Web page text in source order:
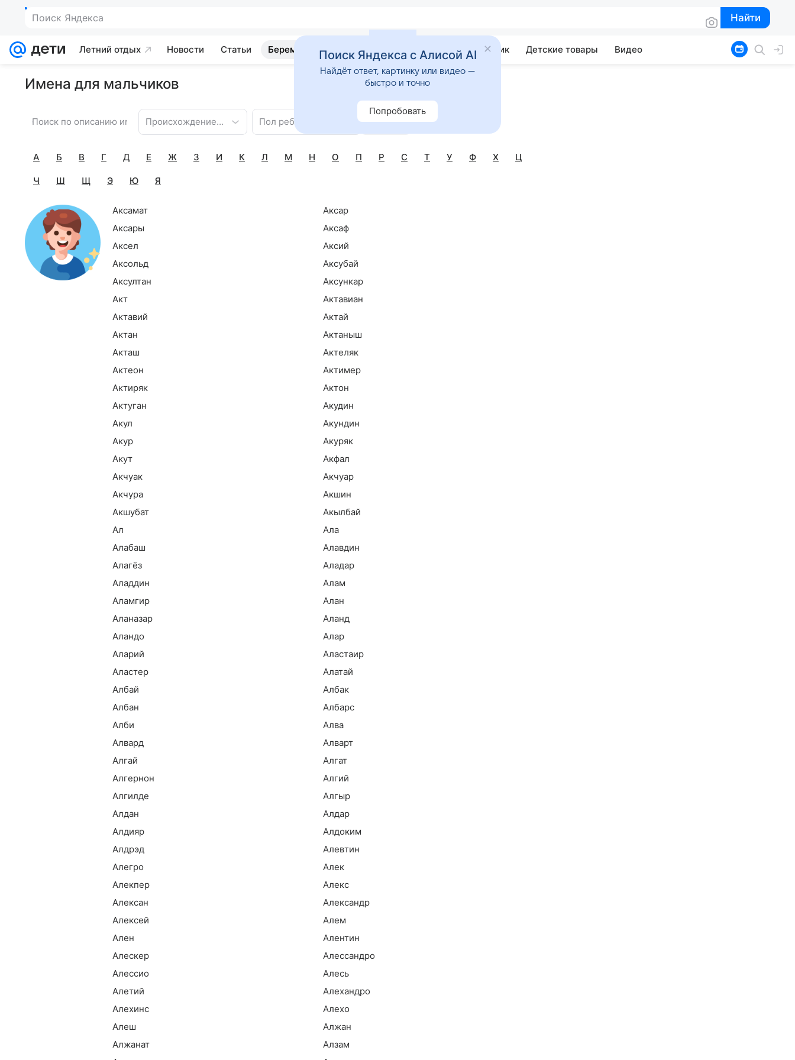
Поиск Яндекса Найти
Найти
Летний отдых Новости Статьи Беременность Развитие Почемучка Учебник Детские товары Видео
Имена для мальчиков
Происхождение имени Пол ребенка Найти
А Б В Г Д Е Ж З И К Л М Н О П Р С Т У Ф Х Ц
Ч Ш Щ Э Ю Я
Аксамат
Аксар
Аксары
Аксаф
Аксел
Аксий
Аксольд
Аксубай
Аксултан
Аксункар
Акт
Актавиан
Актавий
Актай
Актан
Актаныш
Акташ
Актеляк
Актеон
Актимер
Актиряк
Актон
Актуган
Акудин
Акул
Акундин
Акур
Акуряк
Акут
Акфал
Акчуак
Акчуар
Акчура
Акшин
Акшубат
Акылбай
Ал
Ала
Алабаш
Алавдин
Алагёз
Аладар
Аладдин
Алам
Аламгир
Алан
Аланазар
Аланд
Аландо
Алар
Аларий
Аластаир
Аластер
Алатай
Албай
Албак
Албан
Албарс
Алби
Алва
Алвард
Алварт
Алгай
Алгат
Алгернон
Алгий
Алгилде
Алгыр
Алдан
Алдар
Алдияр
Алдоким
Алдрэд
Алевтин
Алегро
Алек
Алекпер
Алекс
Алексан
Александр
Алексей
Алем
Ален
Алентин
Алескер
Алессандро
Алессио
Алесь
Алетий
Алехандро
Алехинс
Алехо
Алеш
Алжан
Алжанат
Алзам
Поиск Яндекса с Алисой AI
Найдёт ответ, картинку или видео —
быстро и точно
Попробовать